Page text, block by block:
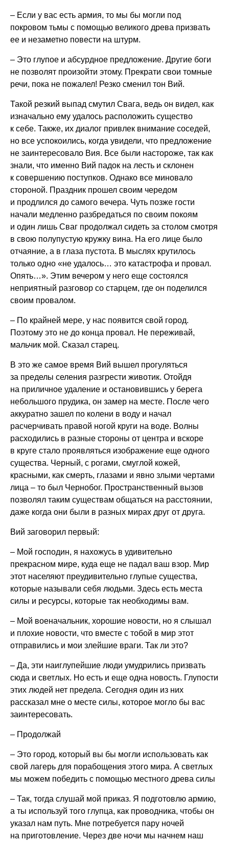
– Если у вас есть армия, то мы бы могли под
покровом тьмы с помощью великого древа призвать
ее и незаметно повести на штурм.
– Это глупое и абсурдное предложение. Другие боги
не позволят произойти этому. Прекрати свои томные
речи, пока не пожалел! Резко сменил тон Вий.
Такой резкий выпад смутил Свага, ведь он видел, как
изначально ему удалось расположить существо
к себе. Также, их диалог привлек внимание соседей,
но все успокоились, когда увидели, что предложение
не заинтересовало Вия. Все были настороже, так как
знали, что именно Вий падок на лесть и склонен
к совершению поступков. Однако все миновало
стороной. Праздник прошел своим чередом
и продлился до самого вечера. Чуть позже гости
начали медленно разбредаться по своим покоям
и один лишь Сваг продолжал сидеть за столом смотря
в свою полупустую кружку вина. На его лице было
отчаяние, а в глаза пустота. В мыслях крутилось
только одно «не удалось… это катастрофа и провал.
Опять…». Этим вечером у него еще состоялся
неприятный разговор со старцем, где он поделился
своим провалом.
– По крайней мере, у нас появится свой город.
Поэтому это не до конца провал. Не переживай,
мальчик мой. Сказал старец.
В это же самое время Вий вышел прогуляться
за пределы селения разгрести животик. Отойдя
на приличное удаление и остановившись у берега
небольшого прудика, он замер на месте. После чего
аккуратно зашел по колени в воду и начал
расчерчивать правой ногой круги на воде. Волны
расходились в разные стороны от центра и вскоре
в круге стало проявляться изображение еще одного
существа. Черный, с рогами, смуглой кожей,
красными, как смерть, глазами и явно злыми чертами
лица – то был Чернобог. Пространственный вызов
позволял таким существам общаться на расстоянии,
даже когда они были в разных мирах друг от друга.
Вий заговорил первый:
– Мой господин, я нахожусь в удивительно
прекрасном мире, куда еще не падал ваш взор. Мир
этот населяют преудивительно глупые существа,
которые называли себя людьми. Здесь есть места
силы и ресурсы, которые так необходимы вам.
– Мой военачальник, хорошие новости, но я слышал
и плохие новости, что вместе с тобой в мир этот
отправились и мои злейшие враги. Так ли это?
– Да, эти наиглупейшие люди умудрились призвать
сюда и светлых. Но есть и еще одна новость. Глупости
этих людей нет предела. Сегодня один из них
рассказал мне о месте силы, которое могло бы вас
заинтересовать.
– Продолжай
– Это город, который вы бы могли использовать как
свой лагерь для порабощения этого мира. А светлых
мы можем победить с помощью местного древа силы
– Так, тогда слушай мой приказ. Я подготовлю армию,
а ты используй того глупца, как проводника, чтобы он
указал нам путь. Мне потребуется пару ночей
на приготовление. Через две ночи мы начнем наш